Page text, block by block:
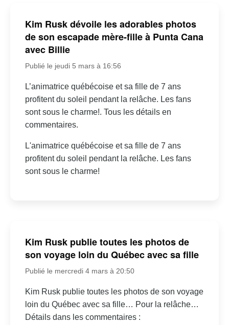
Kim Rusk dévoile les adorables photos
de son escapade mère-fille à Punta Cana
avec Billie
Publié le jeudi 5 mars à 16:56
L’animatrice québécoise et sa fille de 7 ans
profitent du soleil pendant la relâche. Les fans
sont sous le charme!. Tous les détails en
commentaires.
L'animatrice québécoise et sa fille de 7 ans
profitent du soleil pendant la relâche. Les fans
sont sous le charme!
Kim Rusk publie toutes les photos de
son voyage loin du Québec avec sa fille
Publié le mercredi 4 mars à 20:50
Kim Rusk publie toutes les photos de son voyage
loin du Québec avec sa fille… Pour la relâche…
Détails dans les commentaires :